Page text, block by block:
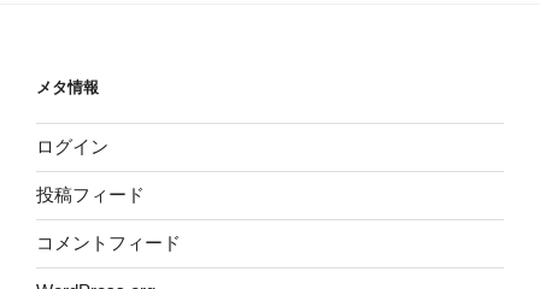
メタ情報
ログイン
投稿フィード
コメントフィード